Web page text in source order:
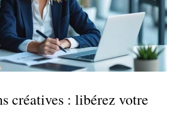
créatives : libérez votre